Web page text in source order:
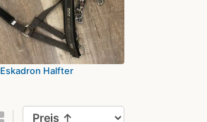
Eskadron Halfter